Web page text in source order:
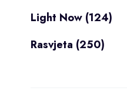
Light Now (124)
Rasvjeta (250)